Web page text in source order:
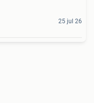
25 jul 26